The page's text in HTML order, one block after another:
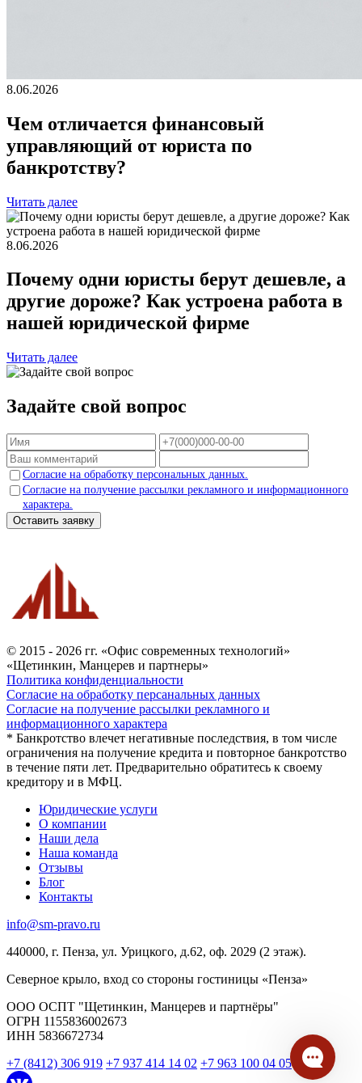
8.06.2026
Чем отличается финансовый
управляющий от юриста по
банкротству?
Читать далее
8.06.2026
Почему одни юристы берут дешевле, а
другие дороже? Как устроена работа в
нашей юридической фирме
Читать далее
Задайте свой вопрос
Согласие на обработку персональных данных.
Согласие на получение рассылки рекламного и информационного
характера.
Оставить заявку
© 2015 - 2026 гг. «Офис современных технологий»
«Щетинкин, Манцерев и партнеры»
Политика конфиденциальности
Согласие на обработку персанальных данных
Согласие на получение рассылки рекламного и
информационного характера
* Банкротство влечет негативные последствия, в том числе
ограничения на получение кредита и повторное банкротство
в течение пяти лет. Предварительно обратитесь к своему
кредитору и в МФЦ.
Юридические услуги
О компании
Наши дела
Наша команда
Отзывы
Блог
Контакты
info@sm-pravo.ru
440000, г. Пенза, ул. Урицкого, д.62, оф. 2029 (2 этаж).
Северное крыло, вход со стороны гостиницы «Пенза»
ООО ОСПТ "Щетинкин, Манцерев и партнёры"
ОГРН 1155836002673
ИНН 5836672734
+7 (8412) 306 919 +7 937 414 14 02 +7 963 100 04 05